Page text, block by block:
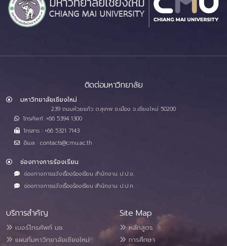
ติดต่อมหาวิทยาลัย
มหาวิทยาลัยเชียงใหม่
239 ถนนห้วยแก้ว ต.สุเทพ อ.เมือง จ.เชียงใหม่ 50200
โทรศัพท์ :+66 5394 1300
โทรสาร : +66 5321 7143
อีเมล : contacts@cmu.ac.th
ช่องทางการร้องเรียน
ช่องทางการแจ้งเรื่องร้องเรียน สำนักงาน ป.ป.ช.
ช่องทางการแจ้งเรื่องร้องเรียน สำนักงาน ป.ป.ท.
บริการสำคัญ
เบอร์โทรศัพท์ มช.
แผนที่มหาวิทยาลัยเชียงใหม่
Site Map
หลักสูตร
การศึกษา